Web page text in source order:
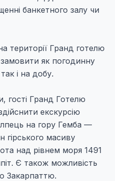
банкетного залу чи
території Гранд готелю
як погодинну
і на добу.
гості Гранд Готелю
екскурсію
на гору Гемба —
масиву
над рівнем моря 1491
Є також можливість
Закарпаттю.